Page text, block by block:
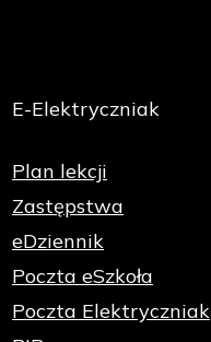
E-Elektryczniak
Plan lekcji
Zastępstwa
eDziennik
Poczta eSzkoła
Poczta Elektryczniak